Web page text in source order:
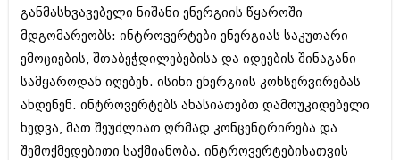
ივლისი 2017 (233)
მაისი 2017 (216)
აპრილი 2017 (220)
მარტი 2017 (212)
თებერვალი 2017 (205)
იანვარი 2017 (246)
დეკემბერი 2016 (207)
ნოემბერი 2016 (207)
განმასხვავებელი ნიშანი ენერგიის წყაროში
მდგომარეობს: ინტროვერტები ენერგიას საკუთარი
ემოციების, შთაბეჭდილებებისა და იდეების შინაგანი
სამყაროდან იღებენ. ისინი ენერგიის კონსერვირებას
ახდენენ. ინტროვერტებს ახასიათებთ დამოუკიდებელი
ხედვა, მათ შეუძლიათ ღრმად კონცენტრირება და
შემოქმედებითი საქმიანობა. ინტროვერტებისათვის